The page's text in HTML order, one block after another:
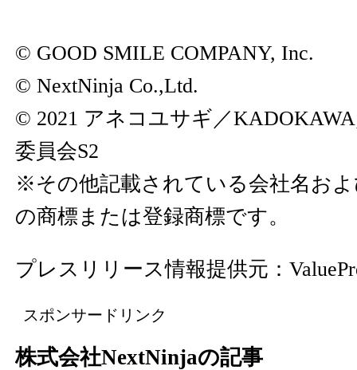
© GOOD SMILE COMPANY, Inc.
© NextNinja Co.,Ltd.
© 2021 アネコユサギ／
委員会S2
※その他記載されている会社名お
の商標または登録商標です。
プレスリリース情報提供元：
スポンサードリンク
株式会社NextNinjaの記事